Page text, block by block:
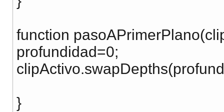
function
profundidad=0;
}